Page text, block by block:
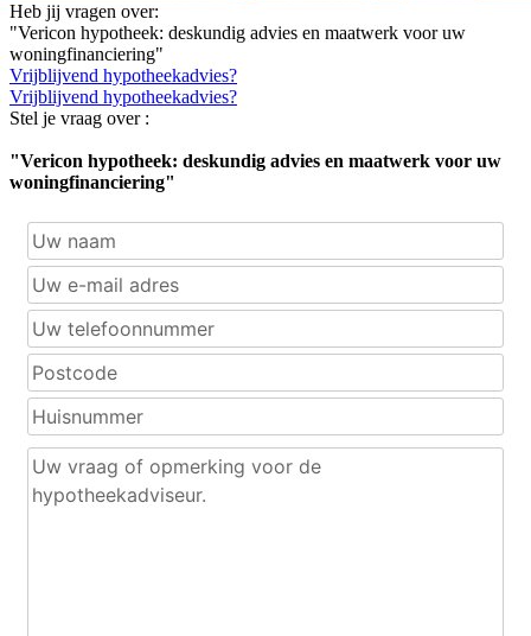
Heb jij vragen over:
"Vericon hypotheek: deskundig advies en maatwerk voor uw
woningfinanciering"
Vrijblijvend hypotheekadvies?
Vrijblijvend hypotheekadvies?
Stel je vraag over :
"Vericon hypotheek: deskundig advies en maatwerk voor uw
woningfinanciering"